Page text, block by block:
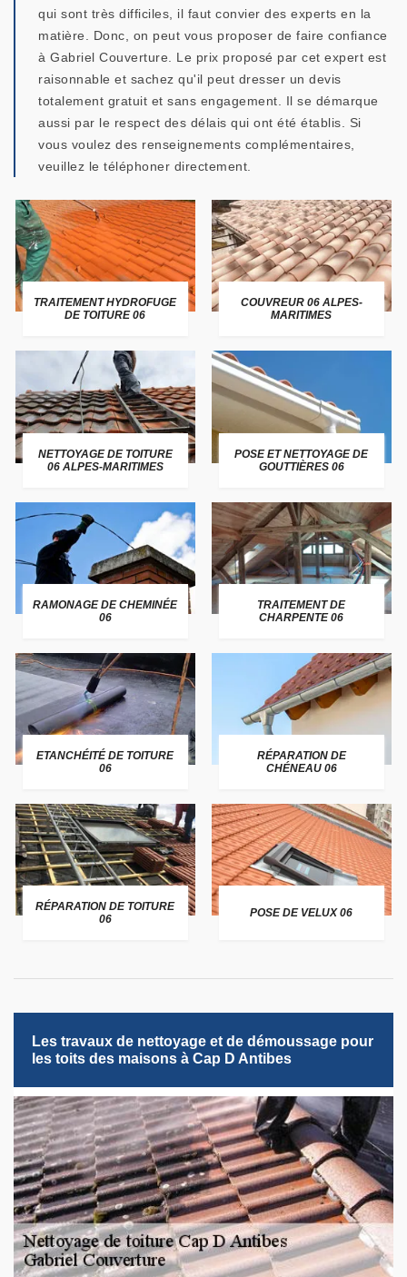
qui sont très difficiles, il faut convier des experts en la
matière. Donc, on peut vous proposer de faire confiance
à Gabriel Couverture. Le prix proposé par cet expert est
raisonnable et sachez qu'il peut dresser un devis
totalement gratuit et sans engagement. Il se démarque
aussi par le respect des délais qui ont été établis. Si
vous voulez des renseignements complémentaires,
veuillez le téléphoner directement.
TRAITEMENT HYDROFUGE
DE TOITURE 06
COUVREUR 06 ALPES-
MARITIMES
NETTOYAGE DE TOITURE
06 ALPES-MARITIMES
POSE ET NETTOYAGE DE
GOUTTIÈRES 06
RAMONAGE DE CHEMINÉE
06
TRAITEMENT DE
CHARPENTE 06
ETANCHÉITÉ DE TOITURE
06
RÉPARATION DE
CHÉNEAU 06
RÉPARATION DE TOITURE
06
POSE DE VELUX 06
Les travaux de nettoyage et de démoussage pour
les toits des maisons à Cap D Antibes